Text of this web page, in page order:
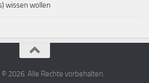
wissen wollen
2026. Alle Rechte vorbehalten.